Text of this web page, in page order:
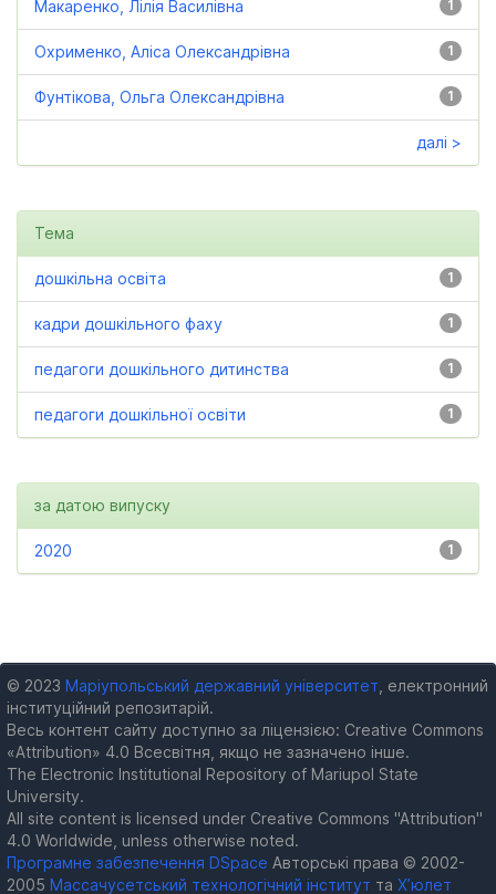
1
Макаренко, Лілія Василівна
1
Охрименко, Аліса Олександрівна
1
Фунтікова, Ольга Олександрівна
далі >
Тема
1
дошкільна освіта
1
кадри дошкільного фаху
1
педагоги дошкільного дитинства
1
педагоги дошкільної освіти
за датою випуску
1
2020
© 2023 Маріупольський державний університет , електронний
інституційний репозитарій.
Весь контент сайту доступно за ліцензією: Creative Commons
«Attribution» 4.0 Всесвітня, якщо не зазначено інше.
The Electronic Institutional Repository of Mariupol State
University.
All site content is licensed under Creative Commons "Attribution"
4.0 Worldwide, unless otherwise noted.
Програмне забезпечення DSpace Авторські права © 2002-
2005 Массачусетський технологічний інститут та Х’юлет